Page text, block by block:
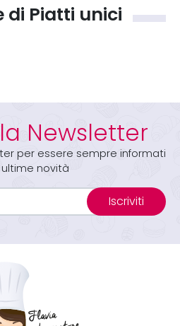
di Piatti unici
Newsletter
per essere sempre informati
ultime novità
Iscriviti